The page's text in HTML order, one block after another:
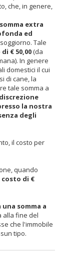
che, in genere,
somma extra
ed
Tale
€ 50,00(da
In genere
domestici il cui
di cane, la
tale somma a
la nostra
degli
il costo per
quando
costo di €
somma a
alla fine del
che l'immobile
tipo.